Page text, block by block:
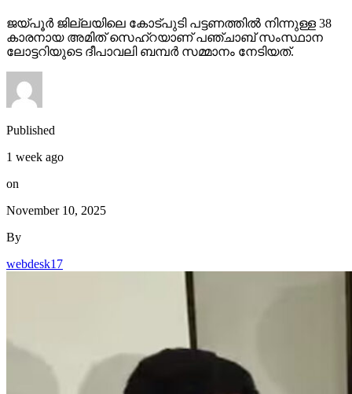
ജയ്പൂര്‍ ജില്ലയിലെ കോട്പുടി പട്ടണത്തില്‍ നിന്നുള്ള 38
കാരനായ അമിത് സെഹ്‌റയാണ് പഞ്ചാബ് സംസ്ഥാന
ലോട്ടറിയുടെ ദീപാവലി ബമ്പര്‍ സമ്മാനം നേടിയത്.
Published
1 week ago
on
November 10, 2025
By
webdesk17